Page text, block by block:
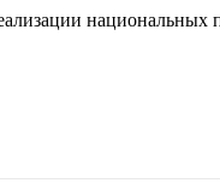
национальных